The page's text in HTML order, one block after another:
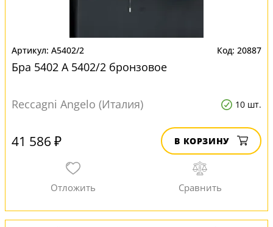
A5402/2 20887
Бра 5402 A 5402/2 бронзовое
Reccagni Angelo (Италия) 10 шт.
41 586 ₽ В КОРЗИНУ